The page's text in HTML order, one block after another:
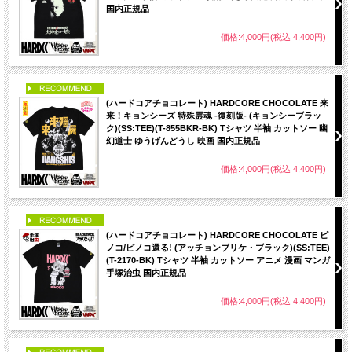
国内正規品
価格:4,000円(税込 4,400円)
(ハードコアチョコレート) HARDCORE CHOCOLATE 来
来！キョンシーズ 特殊霊魂 -復刻版- (キョンシーブラッ
ク)(SS:TEE)(T-855BKR-BK) Tシャツ 半袖 カットソー 幽
幻道士 ゆうげんどうし 映画 国内正規品
価格:4,000円(税込 4,400円)
(ハードコアチョコレート) HARDCORE CHOCOLATE ピ
ノコ/ピノコ還る! (アッチョンブリケ・ブラック)(SS:TEE)
(T-2170-BK) Tシャツ 半袖 カットソー アニメ 漫画 マンガ
手塚治虫 国内正規品
価格:4,000円(税込 4,400円)